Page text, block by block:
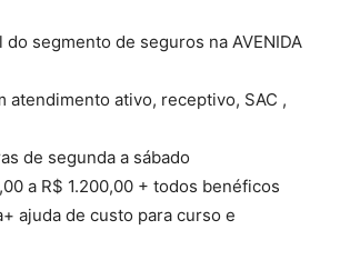
do segmento de seguros na AVENIDA
atendimento ativo, receptivo, SAC ,
de segunda a sábado
a R$ 1.200,00 + todos benéficos
ajuda de custo para curso e